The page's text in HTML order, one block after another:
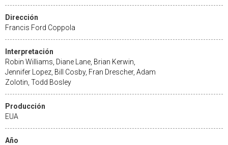
Dirección
Francis Ford Coppola
Interpretación
Robin Williams, Diane Lane, Brian Kerwin,
Jennifer Lopez, Bill Cosby, Fran Drescher, Adam
Zolotin, Todd Bosley
Producción
EUA
Año